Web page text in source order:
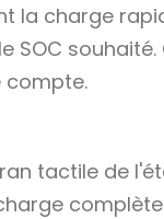
la charge
compte.
tactile de
complète